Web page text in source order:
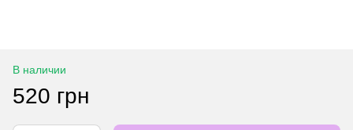
В наличии
520 грн